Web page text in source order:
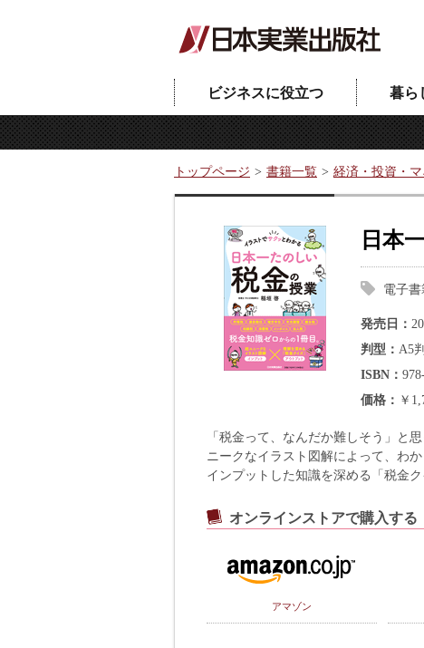
ビジネスに役立つ 暮ら
トップページ 書籍一覧 経済・投資・マ
日本
電子書
発売日
判型
A5
ISBN
価格
￥
「税金って、なんだか難しそう」と
ニークなイラスト図解によって、わ
インプットした知識を深める「税金
オンラインストアで購入する
アマゾン